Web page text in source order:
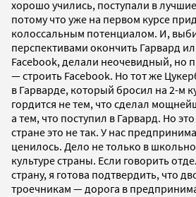
хорошо учились, поступали в
потому что уже на первом курсе
колоссальным потенциалом. И,
перспективами окончить Гарвард
Facebook, делали неочевидный, но
— строить Facebook. Но тот же
в Гарварде, который бросил на 2-м
гордится не тем, что сделал
а тем, что поступил в Гарвард. Но
стране это не так. У нас
ценилось. Дело не только в
культуре страны. Если говорить
страну, я готова подтвердить, что
троечникам — дорога в